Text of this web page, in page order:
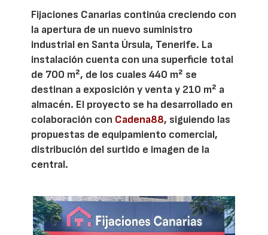
Fijaciones Canarias continúa creciendo con
la apertura de un nuevo suministro
industrial en Santa Úrsula, Tenerife. La
instalación cuenta con una superficie total
de 700 m², de los cuales 440 m² se
destinan a exposición y venta y 210 m² a
almacén. El proyecto se ha desarrollado en
colaboración con Cadena88, siguiendo las
propuestas de equipamiento comercial,
distribución del surtido e imagen de la
central.